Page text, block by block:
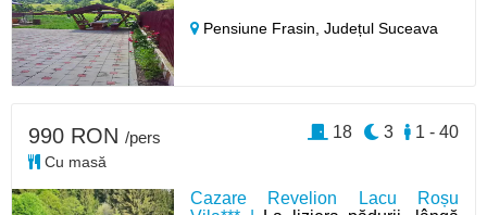
Pensiune Frasin,Județul Suceava
Cazare Revelion Lacu Roșu
990 RON /pers
Cu masă
1 - 40
3
18